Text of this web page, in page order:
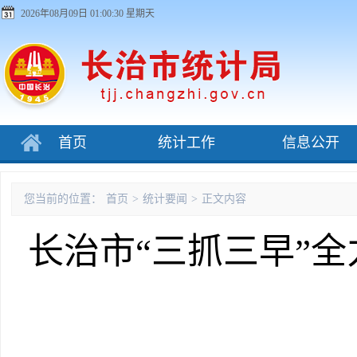
2026年08月09日 01:00:31 星期天
首页 统计工作 信息公开
您当前的位置： 首页 > 统计要闻 > 正文内容
长治市“三抓三早”